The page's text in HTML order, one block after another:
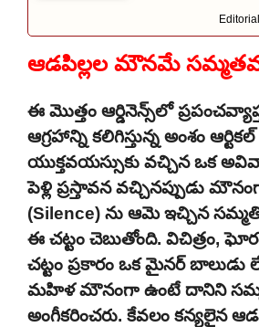
ఆడపిల్లల మౌనమే
ఈ మొత్తం ఆర్డినెన్స్‌లో
ఆగ్రహాన్ని కలిగిస్తున్న అంశం ఆర్టికల్
యుక్తవయస్సుకు వచ్చిన ఒక
పెళ్లి ప్రస్తావన వచ్చినప్పుడు
(Silence) ను ఆమె ఇచ్చిన
ఈ చట్టం చెబుతోంది. విచిత్రం,
చట్టం ప్రకారం ఒక మైనర్
మహిళ మౌనంగా ఉంటే దానిని
అంగీకరించరు. కేవలం కన్యలైన